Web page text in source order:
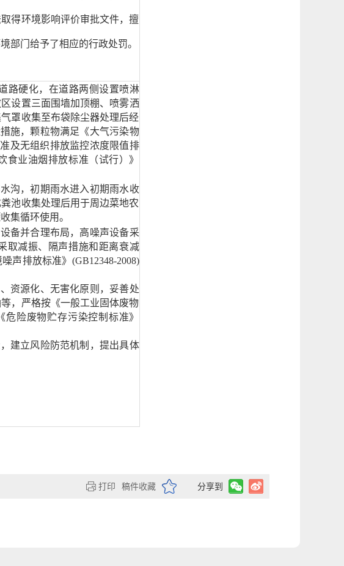
得环境影响评价审批文件，擅
部门给予了相应的行政处罚。
路硬化，在道路两侧设置喷淋
设置三面围墙加顶棚、喷雾洒
罩收集至布袋除尘器处理后经
施，颗粒物满足《大气污染物
及无组织排放监控浓度限值排
业油烟排放标准（试行）》
沟，初期雨水进入初期雨水收
池收集处理后用于周边菜地农
集循环使用。
备并合理布局，高噪声设备采
取减振、隔声措施和距离衰减
声排放标准》 (GB12348-2008)
资源化、无害化原则，妥善处
，严格按《一般工业固体废物
危险废物贮存污染控制标准》
建立风险防范机制，提出具体
稿件收藏 分享到
打印